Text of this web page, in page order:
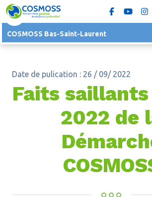
COSMOSS Bas-Saint-Laurent
Date de pulication : 26 / 09/ 2022
Faits
2022 de